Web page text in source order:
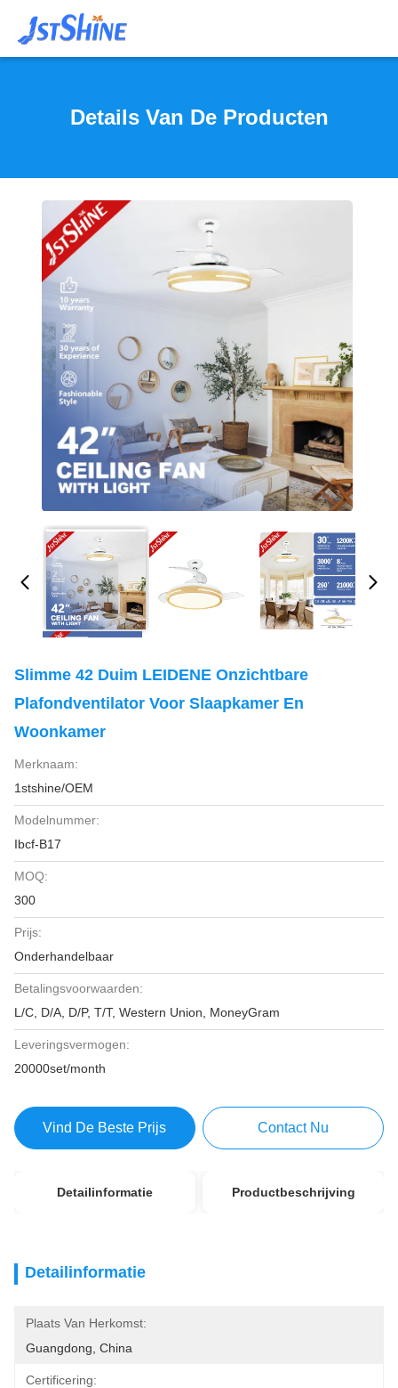
Details Van De Producten
Slimme 42 Duim LEIDENE Onzichtbare
Plafondventilator Voor Slaapkamer En
Woonkamer
Merknaam:
1stshine/OEM
Modelnummer:
Ibcf-B17
MOQ:
300
Prijs:
Onderhandelbaar
Betalingsvoorwaarden:
L/C, D/A, D/P, T/T, Western Union, MoneyGram
Leveringsvermogen:
20000set/month
Vind De Beste Prijs Contact Nu
Detailinformatie Productbeschrijving
Detailinformatie
Plaats Van Herkomst:
Guangdong, China
Certificering: